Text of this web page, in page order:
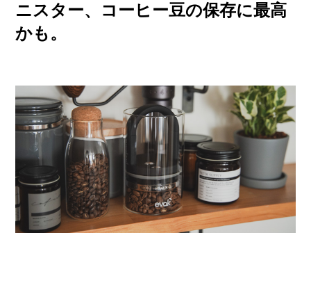
ニスター、コーヒー豆の保存に最高
かも。